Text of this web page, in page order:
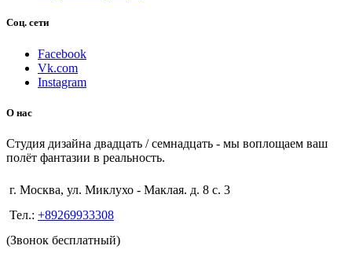
Соц. сети
Facebook
Vk.com
Instagram
О нас
Студия дизайна двадцать / семнадцать - мы воплощаем ваш
полёт фантазии в реальность.
г. Москва, ул. Миклухо - Маклая. д. 8 с. 3
Тел.: +89269933308
(Звонок бесплатный)